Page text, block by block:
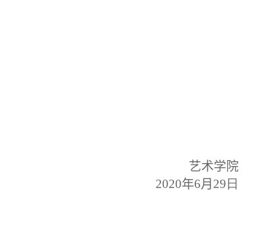
艺术学院
2020年6月 29日